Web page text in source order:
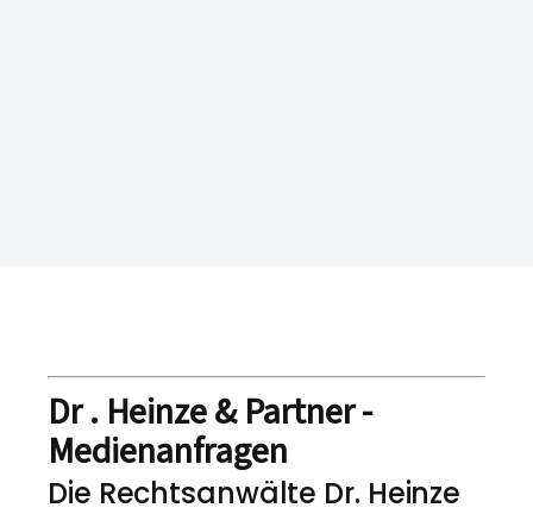
Dr . Heinze & Partner -
Medienanfragen
Die Rechtsanwälte Dr. Heinze